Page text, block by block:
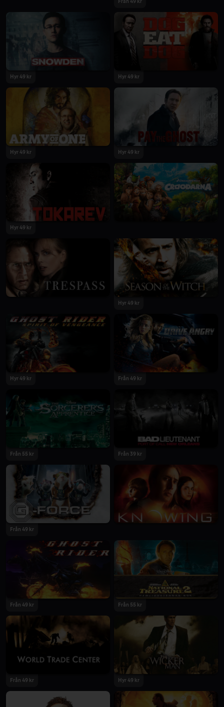
Från 49 kr
Hyr 49 kr Hyr 49 kr
Hyr 49 kr Hyr 49 kr
Hyr 49 kr
Hyr 49 kr
Hyr 49 kr Från 49 kr
Från 55 kr Från 39 kr
Från 49 kr
Från 49 kr Från 55 kr
Från 49 kr Hyr 49 kr